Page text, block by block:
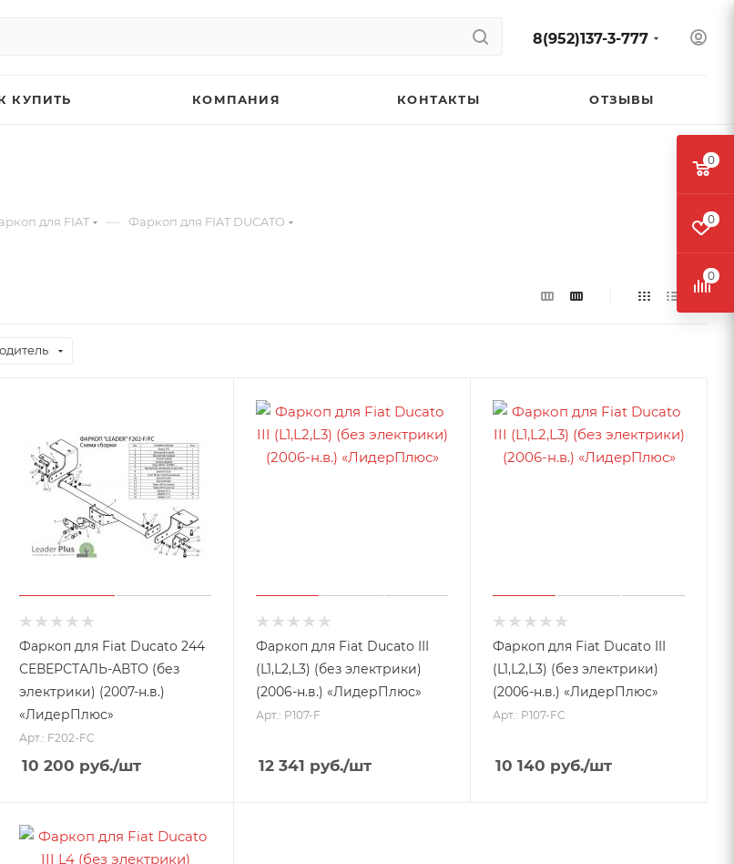
8(952)137-3-777
КУПИТЬ КОМПАНИЯ КОНТАКТЫ ОТЗЫВЫ
для FIAT — Фаркоп для FIAT DUCATO
Фаркоп для Fiat Ducato 244
СЕВЕРСТАЛЬ-АВТО (без
электрики) (2007-н.в.)
«ЛидерПлюс»
Арт.: F202-FC
10 200 руб./шт
Фаркоп для Fiat Ducato III
(L1,L2,L3) (без электрики)
(2006-н.в.) «ЛидерПлюс»
Арт.: P107-F
12 341 руб./шт
Фаркоп для Fiat Ducato III
(L1,L2,L3) (без электрики)
(2006-н.в.) «ЛидерПлюс»
Арт.: P107-FC
10 140 руб./шт
0
0
0